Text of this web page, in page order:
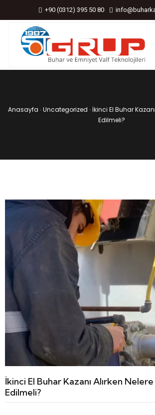
+90 (0312) 395 50 80
Anasayfa ›Uncategorized › İkinci El Buhar
Edilmeli?
İkinci El Buhar Kazanı Alırken
Edilmeli?